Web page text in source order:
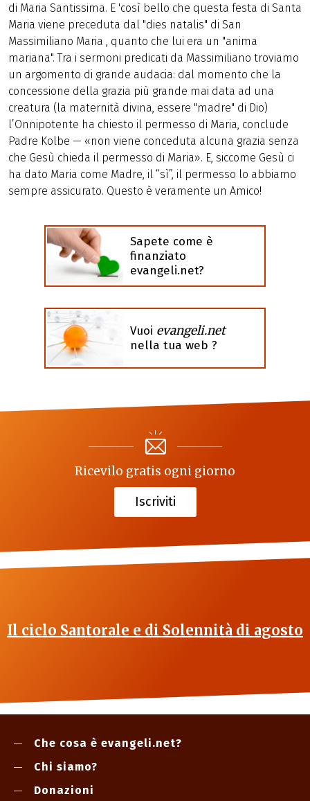
di Maria Santissima. E 'così bello che questa festa di Santa
Maria viene preceduta dal "dies natalis" di San
Massimiliano Maria , quanto che lui era un "anima
mariana". Tra i sermoni predicati da Massimiliano troviamo
un argomento di grande audacia: dal momento che la
concessione della grazia più grande mai data ad una
creatura (la maternità divina, essere "madre" di Dio)
l’Onnipotente ha chiesto il permesso di Maria, conclude
Padre Kolbe — «non viene conceduta alcuna grazia senza
che Gesù chieda il permesso di Maria». E, siccome Gesù ci
ha dato Maria come Madre, il “sì”, il permesso lo abbiamo
sempre assicurato. Questo è veramente un Amico!
Sapete come è
finanziato
evangeli.net?
Vuoi evangeli.net
nella tua web ?
Ricevilo gratis ogni giorno
Iscriviti
Il ciclo Santorale e di Solennità di agosto
Che cosa è evangeli.net?
Chi siamo?
Donazioni